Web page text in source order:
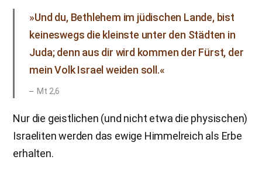
»Und du, Bethlehem im jüdischen Lande, bist
keineswegs die kleinste unter den Städten in
Juda; denn aus dir wird kommen der Fürst, der
mein Volk Israel weiden soll.«
Mt 2,6
Nur die geistlichen (und nicht etwa die physischen)
Israeliten werden das ewige Himmelreich als Erbe
erhalten.